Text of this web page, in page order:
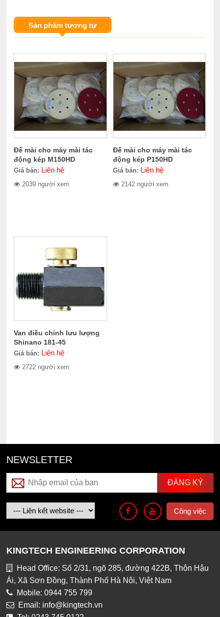
Sản phẩm tương tự
Đế mài cho máy mài tác
động kép M150HD
Giá bán: Liên hệ
2039 người xem
Đế mài cho máy mài tác
động kép P150HD
Giá bán: Liên hệ
2142 người xem
Van điều chỉnh lưu lượng
Shinano 181-45
Giá bán: Liên hệ
2722 người xem
NEWSLETTER
Công việc
KINGTECH ENGINEERING CORPORATION
Head Office: Số 2/31, ngõ 285, đường 422B, Thôn Hậu
Ái, Xã Sơn Đồng, Thành Phố Hà Nội, Việt Nam
Mobile: 0944 755 799
Email: info@kingtech.vn